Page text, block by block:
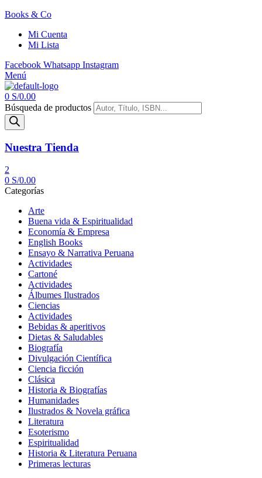
Books & Co
Mi Cuenta
Mi Lista
Facebook Whatsapp Instagram
Menú
0 S/0.00
Búsqueda de productos
Nuestra Tienda
2
0 S/0.00
Categorías
Arte
Buena vida & Espiritualidad
Economía & Empresa
English Books
Ensayo & Narrativa Peruana
Actividades
Cartoné
Actividades
Álbumes Ilustrados
Ciencias
Actividades
Bebidas & aperitivos
Dietas & Saludables
Biografía
Divulgación Científica
Ciencia ficción
Clásica
Historia & Biografías
Humanidades
Ilustrados & Novela gráfica
Literatura
Esoterismo
Espiritualidad
Historia & Literatura Peruana
Primeras lecturas